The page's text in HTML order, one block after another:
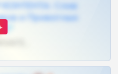
Слив
и Приватных